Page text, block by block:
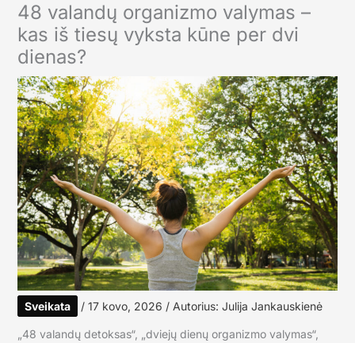
48 valandų organizmo valymas –
kas iš tiesų vyksta kūne per dvi
dienas?
Sveikata / 17 kovo, 2026 / Autorius: Julija Jankauskienė
„48 valandų detoksas“, „dviejų dienų organizmo valymas“,